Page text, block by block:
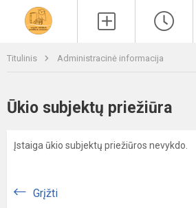
Titulinis Administracinė informacija
Ūkio subjektų priežiūra
Įstaiga ūkio subjektų priežiūros nevykdo.
Grįžti